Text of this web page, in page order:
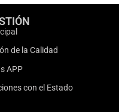
de la Calidad
APP
con el Estado